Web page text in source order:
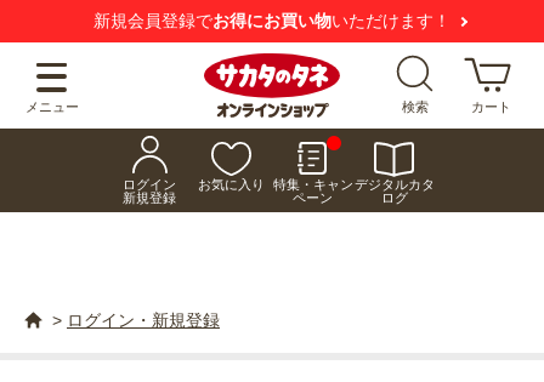
新規会員登録でお得にお買い物いただけます！
メニュー 検索 カート
ログイン
新規登録
お気に入り
特集・キャン
ペーン
デジタルカタ
ログ
> ログイン・新規登録